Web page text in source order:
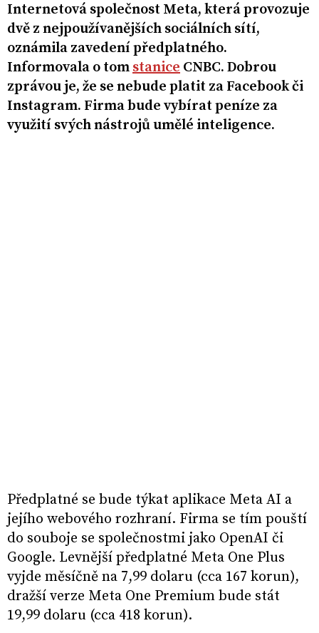
Internetová společnost Meta, která provozuje
dvě z nejpoužívanějších sociálních sítí,
oznámila zavedení předplatného.
Informovala o tomstanice CNBC. Dobrou
zprávou je, že se nebude platit za Facebook či
Instagram. Firma bude vybírat peníze za
využití svých nástrojů umělé inteligence.
Předplatné se bude týkat aplikace Meta AI a
jejího webového rozhraní. Firma se tím pouští
do souboje se společnostmi jako OpenAI či
Google. Levnější předplatné Meta One Plus
vyjde měsíčně na 7,99 dolaru (cca 167 korun),
dražší verze Meta One Premium bude stát
19,99 dolaru (cca 418 korun).